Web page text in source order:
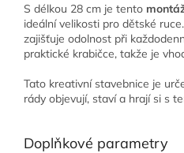
S délkou 28 cm je tento
ideální velikosti pro dětské
zajišťuje odolnost při
praktické krabičce, takže je
Tato kreativní stavebnice je
rády objevují, staví a hrají si s
Doplňkové parametry